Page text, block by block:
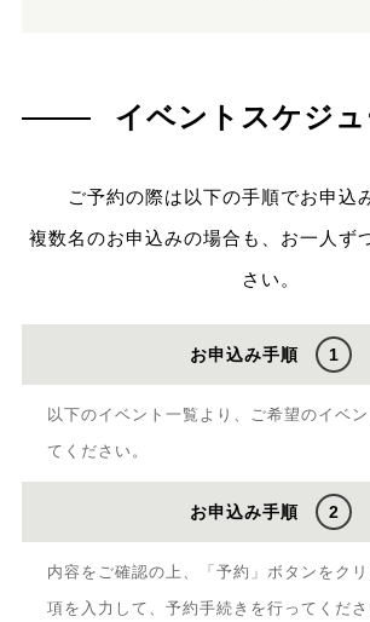
イベントスケジ
ご予約の際は以下の手順でお申込
複数名のお申込みの場合も、お一人ず
さい。
お申込み手順 1
以下のイベント一覧より、ご希望のイベ
てください。
お申込み手順 2
内容をご確認の上、「予約」ボタンをク
項を入力して、予約手続きを行ってくださ